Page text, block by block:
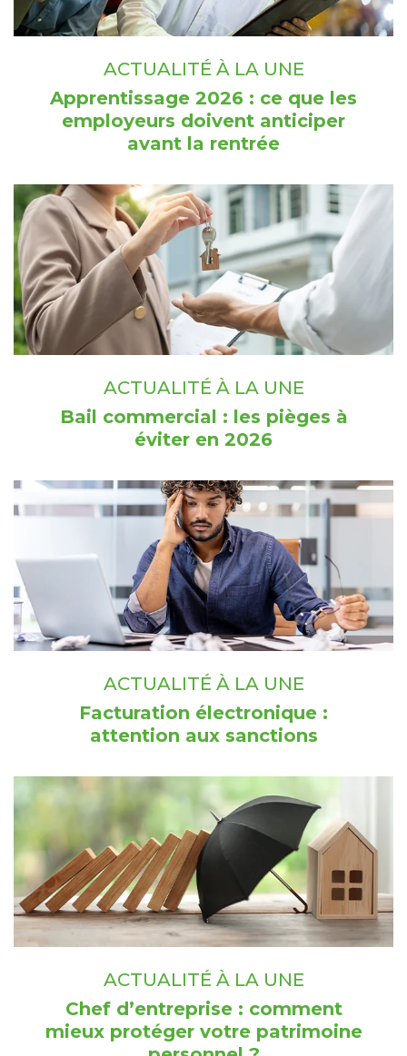
ACTUALITÉ À LA UNE
Apprentissage 2026 : ce que les
employeurs doivent anticiper
avant la rentrée
ACTUALITÉ À LA UNE
Bail commercial : les pièges à
éviter en 2026
ACTUALITÉ À LA UNE
Facturation électronique :
attention aux sanctions
ACTUALITÉ À LA UNE
Chef d’entreprise : comment
mieux protéger votre patrimoine